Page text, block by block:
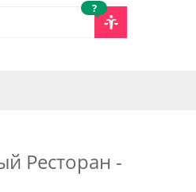
?
Ресторан -